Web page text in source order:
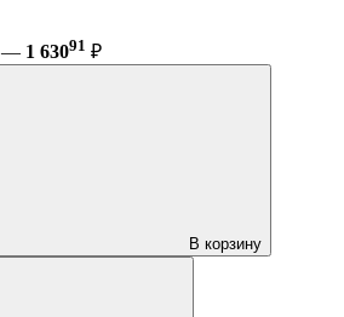
— 1 63091 ₽
В корзину